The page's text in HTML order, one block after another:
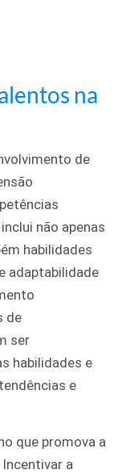
na
de
não apenas
habilidades
adaptabilidade
de
ser
habilidades e
e
que promova a
a